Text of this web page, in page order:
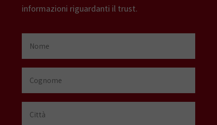
informazioni riguardanti il trust.